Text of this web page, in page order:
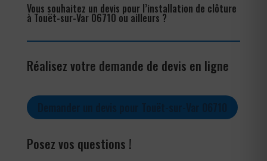
Vous souhaitez un devis pour l’installation de clôture
à Touët-sur-Var 06710 ou ailleurs ?
Réalisez votre demande de devis en ligne
Posez vos questions !